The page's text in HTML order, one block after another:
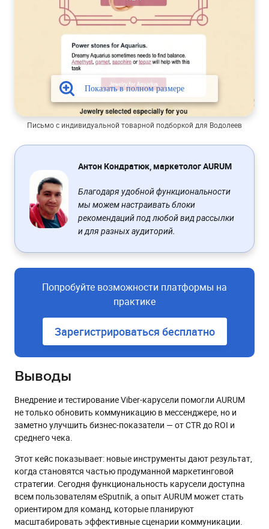
Письмо с индивидуальной товарной подборкой для Водолеев
Антон Кондратюк, маркетолог AURUM
Благодаря удобной функциональности
мы можем настраивать блоки
рекомендаций под любой вид рассылки
и для разных аудиторий.
Попробуйте возможности платформы на
практике
Зарегистрироваться бесплатно
Выводы
Внедрение и тестирование Viber-карусели помогли AURUM
не только обновить коммуникацию в мессенджере, но и
заметно улучшить бизнес-показатели — от CTR до ROI и
среднего чека.
Этот кейс показывает: новые инструменты дают результат,
когда становятся частью продуманной маркетинговой
стратегии. Сегодня функциональность карусели доступна
всем пользователям eSputnik, а опыт AURUM может стать
ориентиром для команд, которые планируют
масштабировать эффективные сценарии коммуникации.